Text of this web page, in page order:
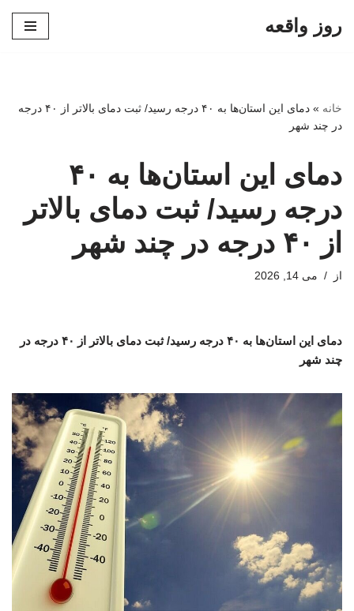
روز واقعه
خانه »
دمای این استان‌ها به ۴۰ درجه رسید/ ثبت دمای بالاتر از ۴۰ درجه
در چند شهر
دمای این استان‌ها به ۴۰
درجه رسید/ ثبت دمای بالاتر
از ۴۰ درجه در چند شهر
از می 14, 2026
دمای این استان‌ها به ۴۰ درجه رسید/ ثبت دمای بالاتر از ۴۰ درجه در
چند شهر